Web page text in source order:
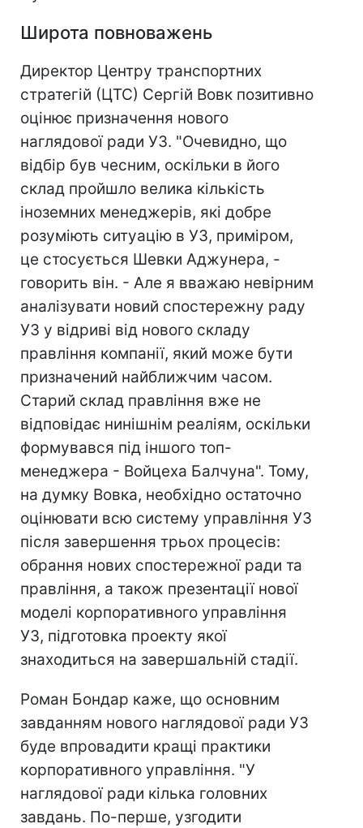
Широта повноважень
Директор Центру транспортних
стратегій (ЦТС) Сергій Вовк позитивно
оцінює призначення нового
наглядової ради УЗ. "Очевидно, що
відбір був чесним, оскільки в його
склад пройшло велика кількість
іноземних менеджерів, які добре
розуміють ситуацію в УЗ, приміром,
це стосується Шевки Аджунера, -
говорить він. - Але я вважаю невірним
аналізувати новий спостережну раду
УЗ у відриві від нового складу
правління компанії, який може бути
призначений найближчим часом.
Старий склад правління вже не
відповідає нинішнім реаліям, оскільки
формувався під іншого топ-
менеджера - Войцеха Балчуна". Тому,
на думку Вовка, необхідно остаточно
оцінювати всю систему управління УЗ
після завершення трьох процесів:
обрання нових спостережної ради та
правління, а також презентації нової
моделі корпоративного управління
УЗ, підготовка проекту якої
знаходиться на завершальній стадії.
Роман Бондар каже, що основним
завданням нового наглядової ради УЗ
буде впровадити кращі практики
корпоративного управління. "У
наглядової ради кілька головних
завдань. По-перше, узгодити